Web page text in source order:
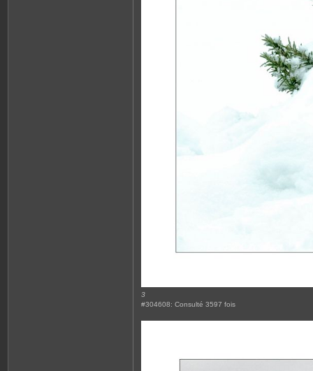
3
#304608: Consulté 3597 fois